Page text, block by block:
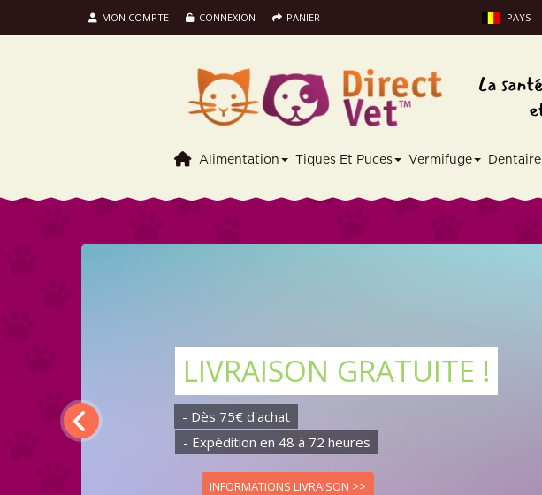
MON COMPTE CONNEXION PANIER PAYS
Alimentation Tiques Et Puces Vermifuge Dentaire
LIVRAISON GRATUITE !
- Dès 75€ d'achat
- Expédition en 48 à 72 heures
INFORMATIONS LIVRAISON >>